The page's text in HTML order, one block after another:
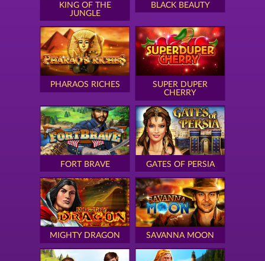
KING OF THE
JUNGLE
BLACK BEAUTY
PHARAOS RICHES
SUPER DUPER
CHERRY
FORT BRAVE GATES OF PERSIA
MIGHTY DRAGON SAVANNA MOON